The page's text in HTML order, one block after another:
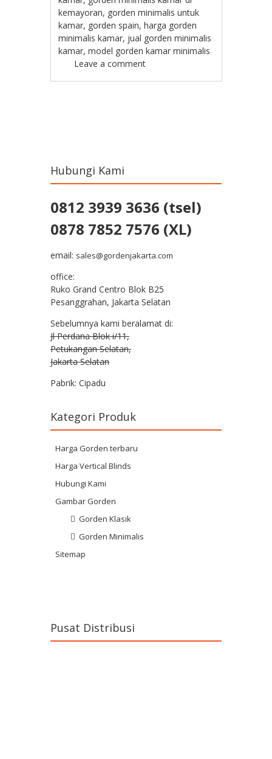
kemayoran, gorden minimalis untuk
kamar, gorden spain,harga gorden
minimalis kamar, jual gorden minimalis
kamar,model gorden kamar minimalis
Leave a comment
Hubungi Kami
0812 3939 3636 (tsel)
0878 7852 7576 (XL)
email: sales@gordenjakarta.com
office:
Ruko Grand Centro Blok B25
Pesanggrahan, Jakarta Selatan
Sebelumnya kami beralamat di:
Jl Perdana Blok i/11,
Petukangan Selatan,
Jakarta Selatan
Pabrik: Cipadu
Kategori Produk
Harga Gorden terbaru
Harga Vertical Blinds
Hubungi Kami
Gambar Gorden
Gorden Klasik
Gorden Minimalis
Sitemap
Pusat Distribusi